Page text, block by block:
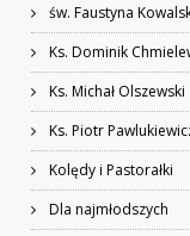
św. Faustyna
Ks. Dominik
Ks. Michał Olszewski
Ks. Piotr
Kolędy i Pastorałki
Dla najmłodszych